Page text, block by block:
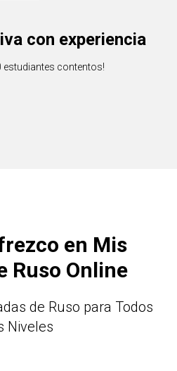
con experiencia
estudiantes contentos!
en Mis
Ruso Online
de Ruso para Todos
Niveles